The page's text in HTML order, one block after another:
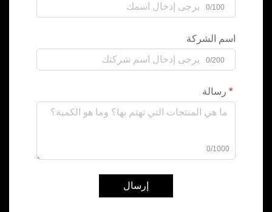
0/100
اسم الشركة
0/200
رسالة
0/1000
إرسال